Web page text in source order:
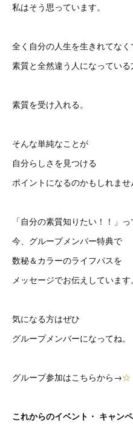
私はそう思っています。
全く自分の人生を生きれてなく
素質と全然違う人になっている
素質を受け入れる。
そんな単純なことが
自分らしさを見つける
ポイントになるのかもしれませ
「自分の素質知りたい！！」
今、グループメンバー特典で
数秘＆カラーのライフパスを
メッセージでお伝えしています。
気になる方はぜひ
グループメンバーになってね。
グループ参加はこちらから→☆
これからのイベント・ キャン